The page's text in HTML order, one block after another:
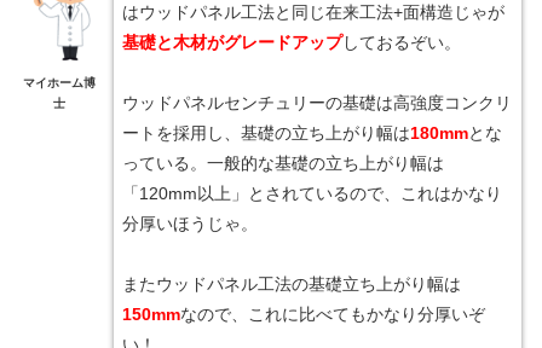
マイホーム博
士
はウッドパネル工法と同じ在来工法+面構造じゃが
基礎と木材がグレードアップしておるぞい。
ウッドパネルセンチュリーの基礎は高強度コンクリ
ートを採用し、基礎の立ち上がり幅は180mmとな
っている。一般的な基礎の立ち上がり幅は
「120mm以上」とされているので、これはかなり
分厚いほうじゃ。
またウッドパネル工法の基礎立ち上がり幅は
150mmなので、これに比べてもかなり分厚いぞ